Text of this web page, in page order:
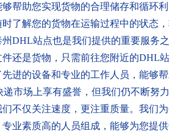
帮助您实现货物的合理储存和循环
了解您的货物在运输过程中的状态
DHL站点也是我们提供的重要服务
还是货物，只需前往您附近的DHL
进的设备和专业的工作人员，能够
市场上享有盛誉，但我们仍不断努
不仅关注速度，更注重质量。我们
业素质高的人员组成，能够为您提